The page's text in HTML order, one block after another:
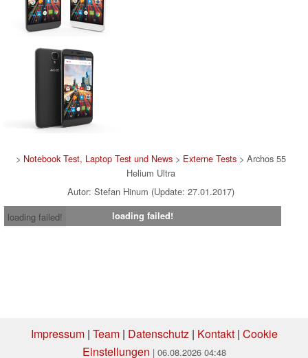
> Notebook Test, Laptop Test und News> Externe Tests> Archos 55
Helium Ultra
Autor: Stefan Hinum (Update: 27.01.2017)
loading failed!
loading failed!
Impressum| Team| Datenschutz| Kontakt| Cookie
Einstellungen | 06.08.2026 04:48